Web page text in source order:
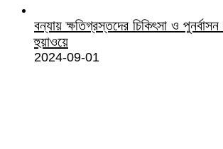
বন্যায় ক্ষতিগ্রস্তদের চিকিৎসা ও পুনর্বাসন
হুয়াওয়ে
2024-09-01